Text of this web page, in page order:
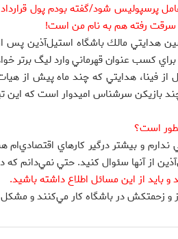
پرسپولیس شود/گفته بودم پول
سرقت رفته هم به نام من است!
هدايتي مالك باشگاه استيل‌آذين پس
كسب عنوان قهرماني وارد ليگ برتر
فینا، هدايتي كه چند ماه پيش از
بازيكن سرشناس اميدوار است كه اين
است؟
ندارم و بيشتر درگير كارهاي
از آنها سئوال كنيد. حتي نمي‌دانم
بايد از اين مسائل اطلاع داشته باشيد.
و زحمتكش در باشگاه كار مي‌كنند و